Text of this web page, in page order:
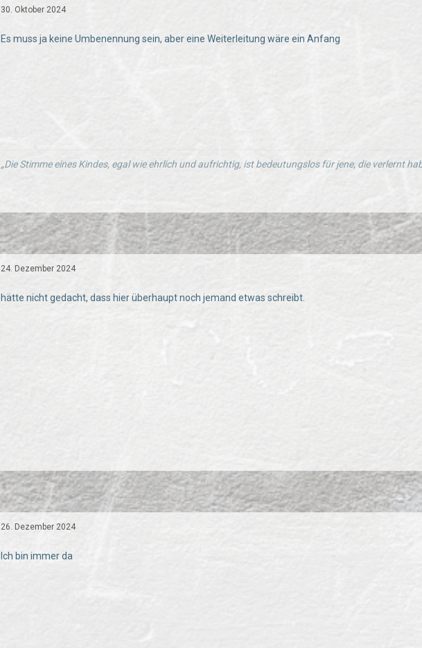
30. Oktober 2024
Es muss ja keine Umbenennung sein, aber eine Weiterleitung wäre ein Anfang
„Die Stimme eines Kindes, egal wie ehrlich und aufrichtig, ist bedeutungslos für jene, die verlernt
24. Dezember 2024
hätte nicht gedacht, dass hier überhaupt noch jemand etwas schreibt.
26. Dezember 2024
Ich bin immer da